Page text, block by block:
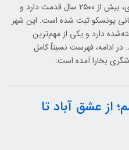
بخارا، از کهن‌ترین شهرهای آسیای مرکزی، بیش از ۲۵۰۰ سال قدمت دارد و
یونسکو ثبت شده است. این شهر
شناخته‌شده دارد و یکی از مهم‌ترین
ادامه، فهرست نسبتاً کامل
بخارا آمده است:
از عشق آباد تا